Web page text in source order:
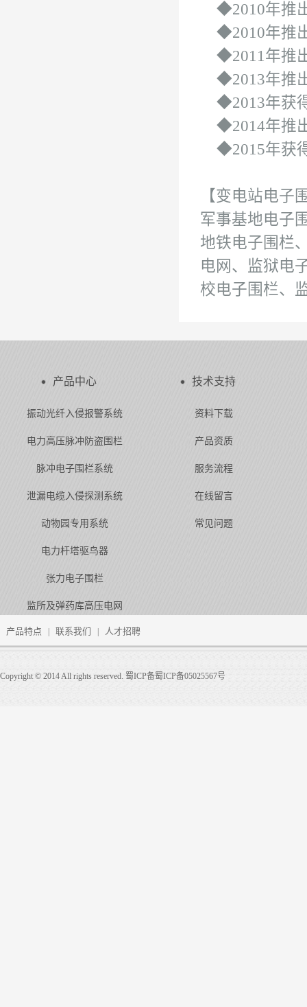
◆2010年推
◆2010年推
◆2011年推
◆2013年推
◆2013年获
◆2014年推
◆2015年获
【变电站电子
军事基地电子
地铁电子围栏
电网、监狱电
校电子围栏、
产品中心
振动光纤入侵报警系统
电力高压脉冲防盗围栏
脉冲电子围栏系统
泄漏电缆入侵探测系统
动物园专用系统
电力杆塔驱鸟器
张力电子围栏
监所及弹药库高压电网
技术支持
资料下载
产品资质
服务流程
在线留言
常见问题
产品特点 联系我们 人才招聘
Copyright © 2014 All rights reserved. 蜀ICP备蜀ICP备05025567号